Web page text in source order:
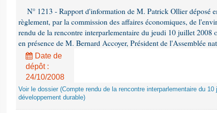
N° 1213 - Rapport d'information de M. Patrick Ollier déposé
règlement, par la commission des affaires économiques, de
rendu de la rencontre interparlementaire du jeudi 10 juillet 2008
en présence de M. Bernard Accoyer, Président de l'Assemblée
Date de
dépôt :
24/10/2008
Voir le dossier (Compte rendu de la rencontre interparlementaire du
développement durable)